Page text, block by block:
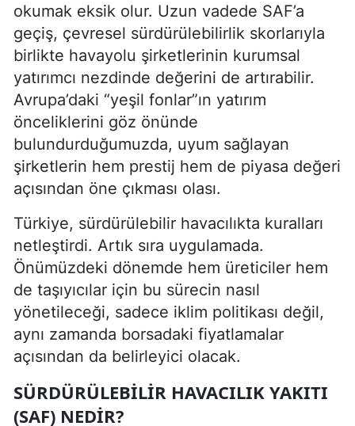
okumak eksik olur. Uzun vadede SAF’a
geçiş, çevresel sürdürülebilirlik skorlarıyla
birlikte havayolu şirketlerinin kurumsal
yatırımcı nezdinde değerini de artırabilir.
Avrupa’daki “yeşil fonlar”ın yatırım
önceliklerini göz önünde
bulundurduğumuzda, uyum sağlayan
şirketlerin hem prestij hem de piyasa değeri
açısından öne çıkması olası.
Türkiye, sürdürülebilir havacılıkta kuralları
netleştirdi. Artık sıra uygulamada.
Önümüzdeki dönemde hem üreticiler hem
de taşıyıcılar için bu sürecin nasıl
yönetileceği, sadece iklim politikası değil,
aynı zamanda borsadaki fiyatlamalar
açısından da belirleyici olacak.
SÜRDÜRÜLEBILIR HAVACILIK YAKITI
(SAF) NEDIR?